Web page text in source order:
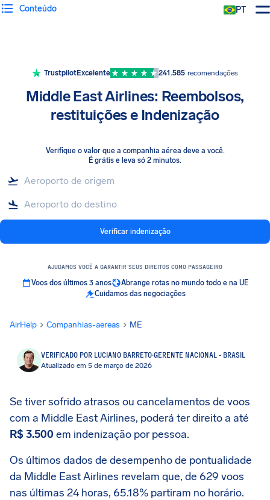
PT
Conteúdo
TrustpilotExcelente 241.585 recomendações
Middle East Airlines: Reembolsos,
restituições e Indenização
Verifique o valor que a companhia aérea deve a você.
É grátis e leva só 2 minutos.
Verificar indenização
AJUDAMOS VOCÊ A GARANTIR SEUS DIREITOS COMO PASSAGEIRO
Voos dos últimos 3 anos
Abrange rotas no mundo todo e na UE
Cuidamos das negociações
AirHelp Companhias-aereas ME
VERIFICADO POR LUCIANO BARRETO·GERENTE NACIONAL - BRASIL
Atualizado em 5 de março de 2026
Se tiver sofrido atrasos ou cancelamentos de voos
com a Middle East Airlines, poderá ter direito a até
R$ 3.500 em indenização por pessoa.
Os últimos dados de desempenho de pontualidade
da Middle East Airlines revelam que, de 629 voos
nas últimas 24 horas, 65.18% partiram no horário.